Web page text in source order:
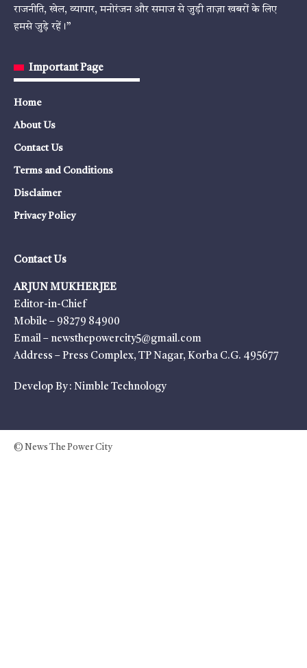
राजनीति, खेल, व्यापार, मनोरंजन और समाज से जुड़ी ताज़ा खबरों के लिए
हमसे जुड़े रहें।”
Important Page
Home
About Us
Contact Us
Terms and Conditions
Disclaimer
Privacy Policy
Contact Us
ARJUN MUKHERJEE
Editor-in-Chief
Mobile – 98279 84900
Email – newsthepowercity5@gmail.com
Address – Press Complex, TP Nagar, Korba C.G. 495677
Develop By : Nimble Technology
© News The Power City